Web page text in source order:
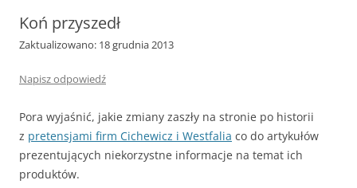
Koń przyszedł
Zaktualizowano: 18 grudnia 2013
Napisz odpowiedź
Pora wyjaśnić, jakie zmiany zaszły na stronie po historii
z pretensjami firm Cichewicz i Westfalia co do artykułów
prezentujących niekorzystne informacje na temat ich
produktów.